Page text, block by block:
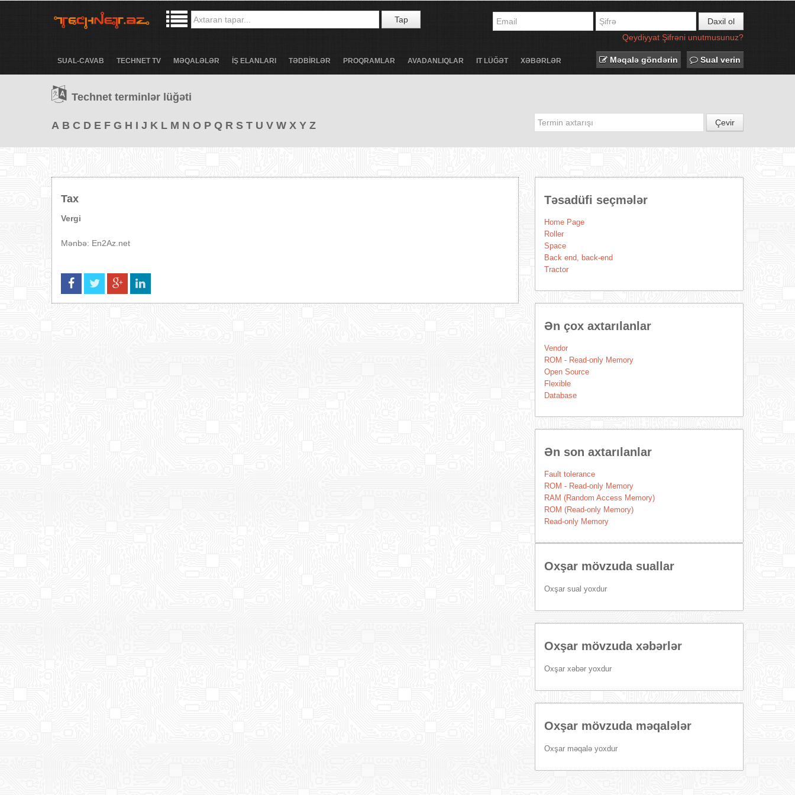
Tap
Daxil ol
Qeydiyyat Şifrəni unutmusunuz?
SUAL-CAVAB TECHNET TV MƏQALƏLƏR İŞ ELANLARI TƏDBİRLƏR PROQRAMLAR AVADANLIQLAR IT LÜĞƏT XƏBƏRLƏR Məqalə göndərin Sual verin
Technet terminlər lüğəti
A B C D E F G H I J K L M N O P Q R S T U V W X Y Z Çevir
Tax
Vergi
Mənbə: En2Az.net
Təsadüfi seçmələr
Home Page
Roller
Space
Back end, back-end
Tractor
Ən çox axtarılanlar
Vendor
ROM - Read-only Memory
Open Source
Flexible
Database
Ən son axtarılanlar
Fault tolerance
ROM - Read-only Memory
RAM (Random Access Memory)
ROM (Read-only Memory)
Read-only Memory
Oxşar mövzuda suallar
Oxşar sual yoxdur
Oxşar mövzuda xəbərlər
Oxşar xəbər yoxdur
Oxşar mövzuda məqalələr
Oxşar məqalə yoxdur